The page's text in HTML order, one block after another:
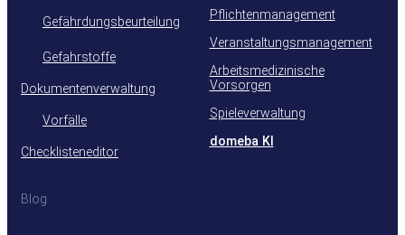
Gefährdungsbeurteilung
Gefahrstoffe
Dokumentenverwaltung
Vorfälle
Checklisteneditor
Pflichtenmanagement
Veranstaltungsmanagement
Arbeitsmedizinische
Vorsorgen
Spieleverwaltung
domeba KI
Blog